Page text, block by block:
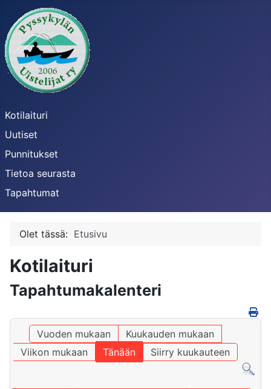
Kotilaituri
Uutiset
Punnitukset
Tietoa seurasta
Tapahtumat
Olet tässä: Etusivu
Kotilaituri
Tapahtumakalenteri
Vuoden mukaan
Kuukauden mukaan
Viikon mukaan
Tänään Siirry kuukauteen